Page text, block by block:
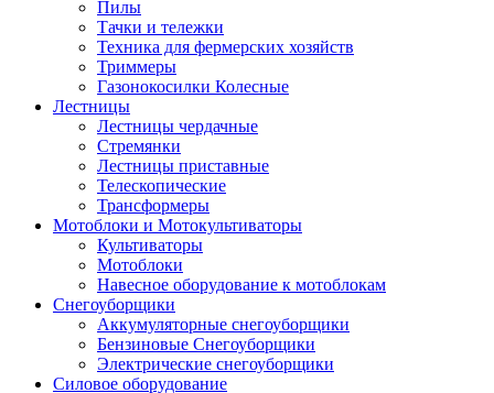
Пилы
Тачки и тележки
Техника для фермерских хозяйств
Триммеры
Газонокосилки Колесные
Лестницы
Лестницы чердачные
Стремянки
Лестницы приставные
Телескопические
Трансформеры
Мотоблоки и Мотокультиваторы
Культиваторы
Мотоблоки
Навесное оборудование к мотоблокам
Снегоуборщики
Аккумуляторные снегоуборщики
Бензиновые Снегоуборщики
Электрические снегоуборщики
Силовое оборудование